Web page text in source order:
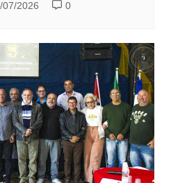
07/2026 0